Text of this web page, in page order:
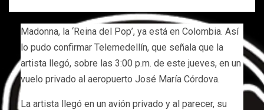
Madonna, la ‘Reina del Pop’, ya está en Colombia. Así
lo pudo confirmar Telemedellín, que señala que la
artista llegó, sobre las 3:00 p.m. de este jueves, en un
vuelo privado al aeropuerto José María Córdova.
La artista llegó en un avión privado y al parecer, su